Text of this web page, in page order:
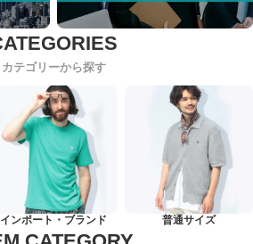
カテゴリーから探す
インポート・ブランド 普通サイズ